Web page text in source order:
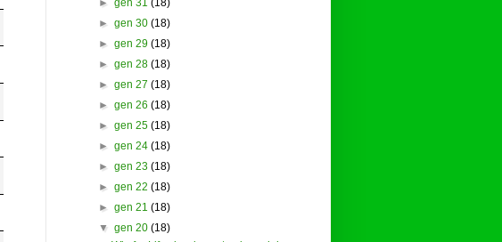
► gen 31 (18)
► gen 30 (18)
► gen 29 (18)
► gen 28 (18)
► gen 27 (18)
► gen 26 (18)
► gen 25 (18)
► gen 24 (18)
► gen 23 (18)
► gen 22 (18)
► gen 21 (18)
▼ gen 20 (18)